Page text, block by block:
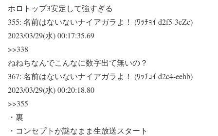
ホロトップ3安定して強すぎる
355: 名前はないないナイアガラよ！ (ﾜｯﾁｮｲ d2f5-3eZc)
2023/03/29(水) 00:17:35.69
>>338
ねねちなんでこんなに数字出て無いの？
367: 名前はないないナイアガラよ！ (ﾜｯﾁｮｲ d2c4-eehb)
2023/03/29(水) 00:20:18.80
>>355
・裏
・コンセプトが謎なまま生放送スタート